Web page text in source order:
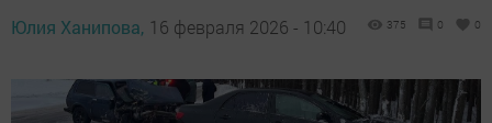
Юлия Ханипова, 16 февраля 2026 - 10:40 375 0 0